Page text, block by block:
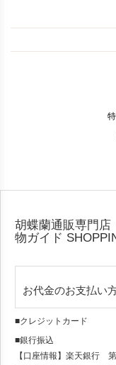
胡蝶蘭通販専門店
物ガイド
お代金のお支払い
■クレジットカード
■銀行振込
【口座情報】楽天銀行